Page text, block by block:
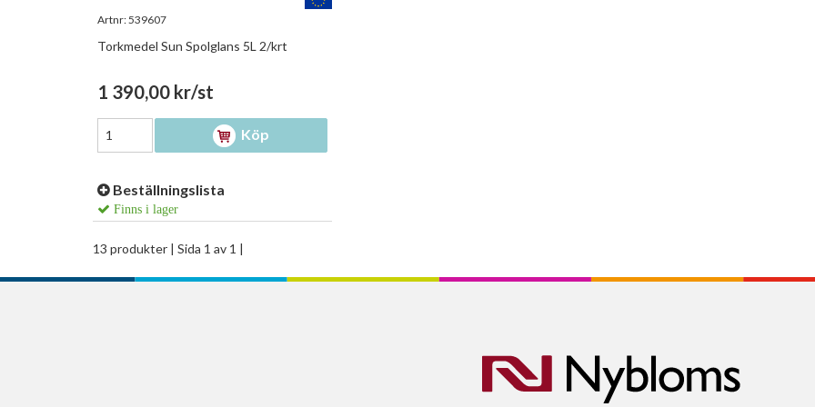
Artnr:539607
Torkmedel Sun Spolglans 5L 2/krt
1 390,00 kr/st
Köp
Beställningslista
Finns i lager
13 produkter | Sida 1 av 1 |